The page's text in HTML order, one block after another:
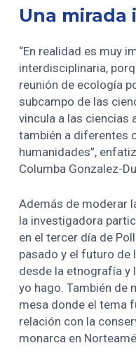
Una
“En realidad es muy
interdisciplinaria,
reunión de ecología
subcampo de las
vincula a las ciencias
también a diferentes
humanidades”,
Columba Gonzalez-
Además de moderar
la investigadora
en el tercer día de
pasado y el futuro de
desde la etnografía y
yo hago. También de
mesa donde el tema
relación con la
monarca en